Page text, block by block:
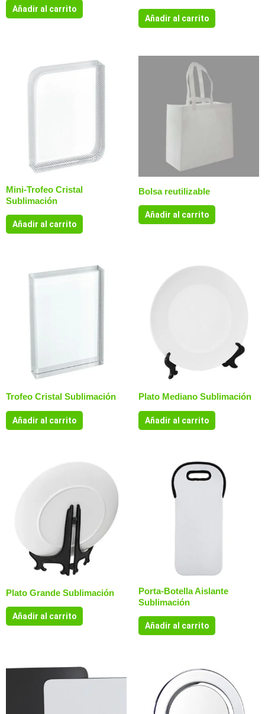
Añadir al carrito
Añadir al carrito
Mini-Trofeo Cristal
Sublimación
Añadir al carrito
Bolsa reutilizable
Añadir al carrito
Trofeo Cristal Sublimación
Añadir al carrito
Plato Mediano Sublimación
Añadir al carrito
Plato Grande Sublimación
Añadir al carrito
Porta-Botella Aislante
Sublimación
Añadir al carrito